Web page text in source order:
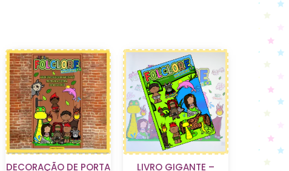
DECORAÇÃO DE PORTA LIVRO GIGANTE –